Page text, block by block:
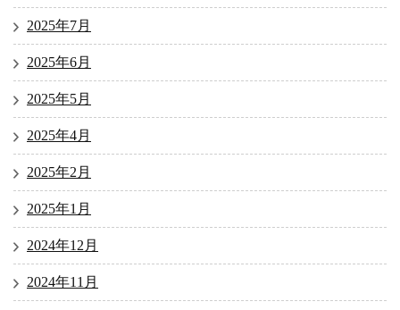
2025年7月
2025年6月
2025年5月
2025年4月
2025年2月
2025年1月
2024年12月
2024年11月